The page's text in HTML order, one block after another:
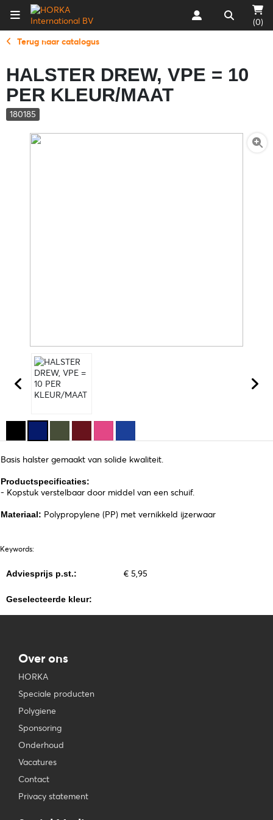
(0)
Terug naar catalogus
HALSTER DREW, VPE = 10
PER KLEUR/MAAT
180185
Basis halster gemaakt van solide kwaliteit.
Productspecificaties:
- Kopstuk verstelbaar door middel van een schuif.
Materiaal: Polypropylene (PP) met vernikkeld ijzerwaar
Keywords:
Adviesprijs p.st.: € 5,95
Geselecteerde kleur:
Over ons
HORKA
Speciale producten
Polygiene
Sponsoring
Onderhoud
Vacatures
Contact
Privacy statement